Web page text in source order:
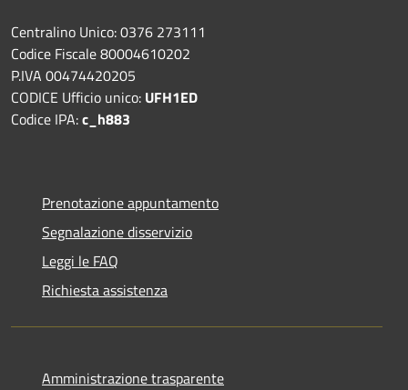
Centralino Unico: 0376 273111
Codice Fiscale 80004610202
P.IVA 00474420205
CODICE Ufficio unico: UFH1ED
Codice IPA:c_h883
Prenotazione appuntamento
Segnalazione disservizio
Leggi le FAQ
Richiesta assistenza
Amministrazione trasparente